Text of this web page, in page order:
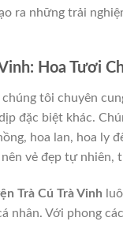
ra những trải
Hoa Tươi
chúng tôi chuyên
đặc biệt khác.
hoa lan, hoa ly
vẻ đẹp tự nhiên,
Trà Cú Trà Vinh
nhân. Với phong